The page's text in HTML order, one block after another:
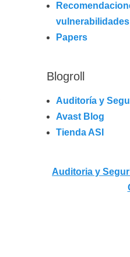
vulnerabilidades
Papers
Blogroll
Auditoría y
Avast Blog
Tienda ASI
Auditoria y